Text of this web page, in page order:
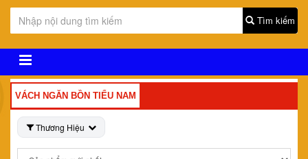
Tìm kiếm
VÁCH NGĂN BỒN TIỂU NAM
Thương Hiệu